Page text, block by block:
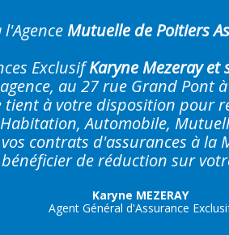
Mutuelle de Poitiers
ExclusifKaryne Mezeray et
agence, au 27 rue Grand Pont
tient à votre disposition pour
Automobile,
contrats d'assurances à la
de réduction sur
Karyne MEZERAY
Agent Général d'Assurance